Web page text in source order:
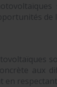
de
aux
en